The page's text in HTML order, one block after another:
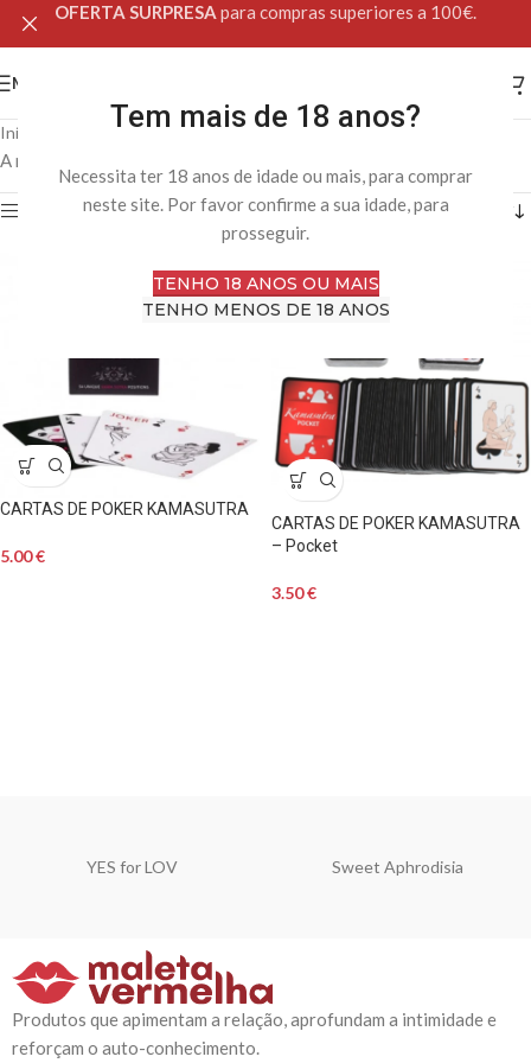
Tem mais de 18 anos?
Necessita ter 18 anos de idade ou mais, para comprar
neste site. Por favor confirme a sua idade, para
prosseguir.
TENHO 18 ANOS OU MAIS
TENHO MENOS DE 18 ANOS
OFERTA SURPRESA para compras superiores a 100€.
MENU
Início Loja Online Produtos etiquetados com “cartas”
A mostrar todos os 2 resultados
CARTAS DE POKER KAMASUTRA
5.00€
CARTAS DE POKER KAMASUTRA
– Pocket
3.50€
YES for LOV Sweet Aphrodisia
Produtos que apimentam a relação, aprofundam a intimidade e
reforçam o auto-conhecimento.